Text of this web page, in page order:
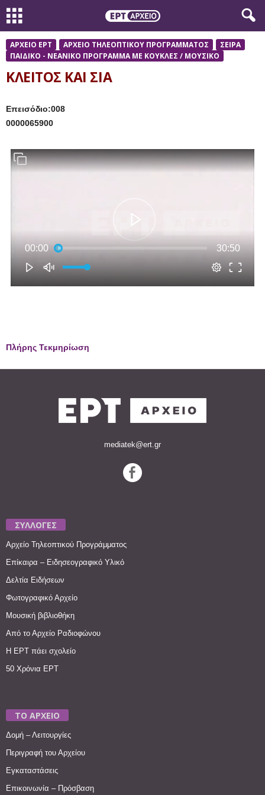
ΑΡΧΕΙΟ ΕΡΤ ΑΡΧΕΙΟ ΤΗΛΕΟΠΤΙΚΟΥ ΠΡΟΓΡΑΜΜΑΤΟΣ
ΣΕΙΡΑ
ΠΑΙΔΙΚΟ - ΝΕΑΝΙΚΟ ΠΡΟΓΡΑΜΜΑ ΜΕ ΚΟΥΚΛΕΣ / ΜΟΥΣΙΚΟ
ΚΛΕΙΤΟΣ ΚΑΙ ΣΙΑ
Επεισόδιο:008
0000065900
Πλήρης Τεκμηρίωση
mediatek@ert.gr
ΣΥΛΛΟΓΕΣ
Αρχείο Τηλεοπτικού Προγράμματος
Επίκαιρα – Ειδησεογραφικό Υλικό
Δελτία Ειδήσεων
Φωτογραφικό Αρχείο
Μουσική βιβλιοθήκη
Από το Αρχείο Ραδιοφώνου
Η ΕΡΤ πάει σχολείο
50 Χρόνια ΕΡΤ
ΤΟ ΑΡΧΕΙΟ
Δομή – Λειτουργίες
Περιγραφή του Αρχείου
Εγκαταστάσεις
Επικοινωνία – Πρόσβαση